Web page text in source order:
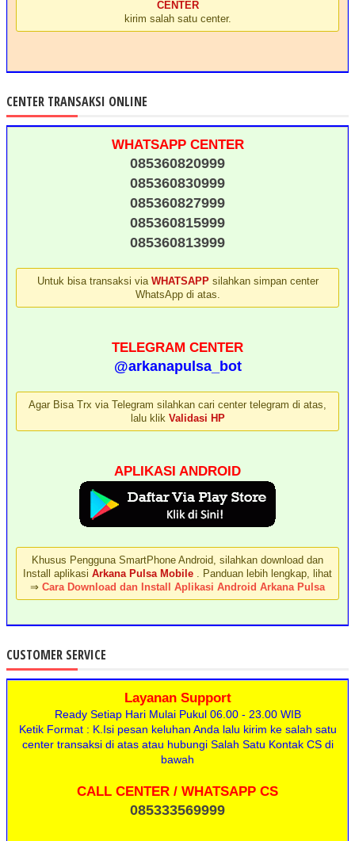
CENTER
kirim salah satu center.
CENTER TRANSAKSI ONLINE
WHATSAPP CENTER
085360820999
085360830999
085360827999
085360815999
085360813999
Untuk bisa transaksi via WHATSAPP silahkan simpan center
WhatsApp di atas.
TELEGRAM CENTER
@arkanapulsa_bot
Agar Bisa Trx via Telegram silahkan cari center telegram di atas,
lalu klik Validasi HP
APLIKASI ANDROID
Khusus Pengguna SmartPhone Android, silahkan download dan
Install aplikasi Arkana Pulsa Mobile . Panduan lebih lengkap, lihat
⇒ Cara Download dan Install Aplikasi Android Arkana Pulsa
CUSTOMER SERVICE
Layanan Support
Ready Setiap Hari Mulai Pukul 06.00 - 23.00 WIB
Ketik Format : K.Isi pesan keluhan Anda lalu kirim ke salah satu
center transaksi di atas atau hubungi Salah Satu Kontak CS di
bawah
CALL CENTER / WHATSAPP CS
085333569999